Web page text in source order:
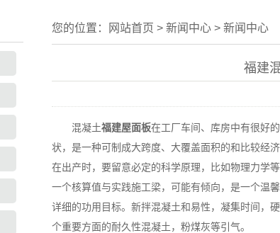
您的位置： 网站首页 > 新闻中心 > 新闻中心
福建
混凝土福建屋面板在工厂车间、库房中有很好
状，是一种可制成大跨度、大覆盖面积的和比较经济
在出产时，要留意必定的科学原理，比如物理力学
一个核算值与实践施工梁，可能有倾向，是一个温
详细的功用目标。新拌混凝土和易性，凝集时间，
个重要方面的耐久性混凝土，粉煤灰等引气。